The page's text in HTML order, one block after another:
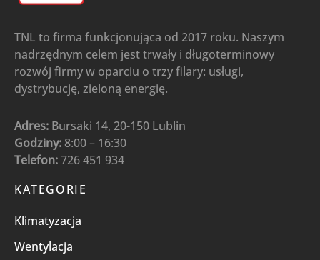
TNL to firma funkcjonująca od 2017 roku. Naszym
nadrzędnym celem jest trwały i długoterminowy
rozwój firmy w oparciu o trzy filary: usługi,
dystrybucję, zieloną energię.
Adres: Bursaki 14, 20-150 Lublin
Godziny: 8:00 – 16:30
Telefon:726 451 934
KATEGORIE
Klimatyzacja
Wentylacja